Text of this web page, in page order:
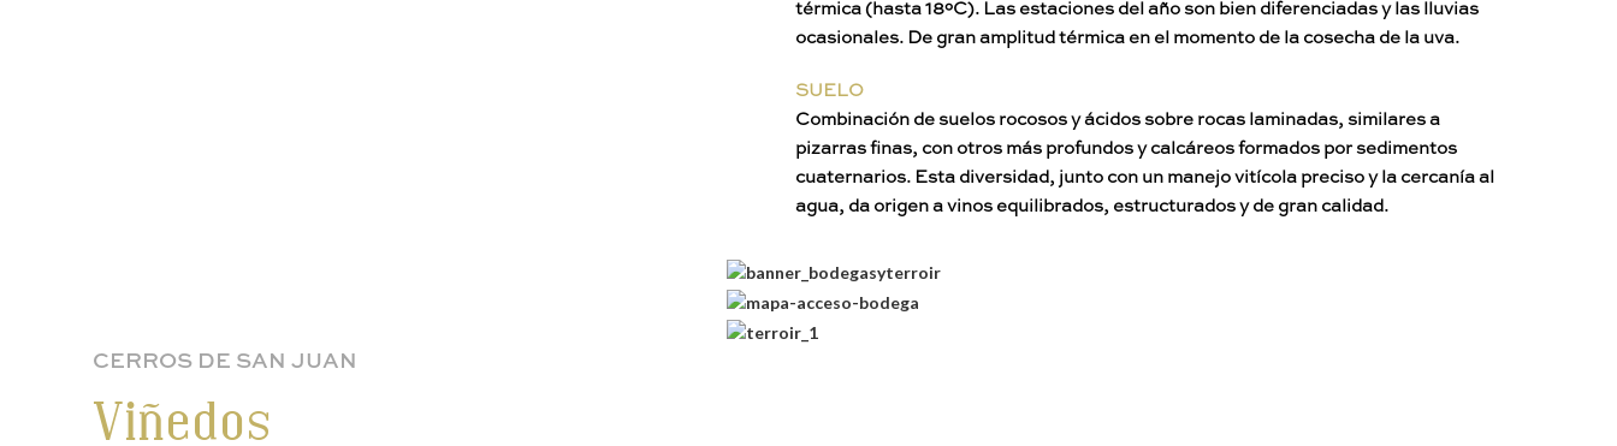
térmica (hasta 18ºC). Las estaciones del año son bien diferenciadas y las lluvias
ocasionales. De gran amplitud térmica en el momento de la cosecha de la uva.
SUELO
Combinación de suelos rocosos y ácidos sobre rocas laminadas, similares a
pizarras finas, con otros más profundos y calcáreos formados por sedimentos
cuaternarios. Esta diversidad, junto con un manejo vitícola preciso y la cercanía al
agua, da origen a vinos equilibrados, estructurados y de gran calidad.
CERROS DE SAN JUAN
Viñedos